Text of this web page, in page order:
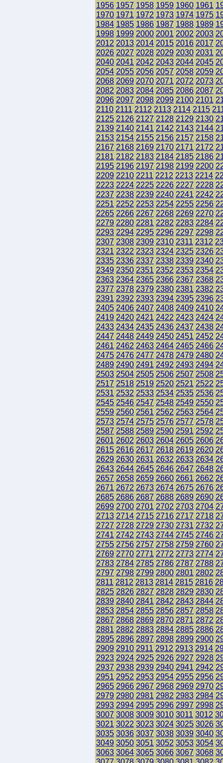
1956 1957 1958 1959 1960 1961
1970 1971 1972 1973 1974 1975
1984 1985 1986 1987 1988 1989
1998 1999 2000 2001 2002 2003
2012 2013 2014 2015 2016 2017
2026 2027 2028 2029 2030 2031
2040 2041 2042 2043 2044 2045
2054 2055 2056 2057 2058 2059
2068 2069 2070 2071 2072 2073
2082 2083 2084 2085 2086 2087
2096 2097 2098 2099 2100 2101
2110 2111 2112 2113 2114 2115
2125 2126 2127 2128 2129 2130
2139 2140 2141 2142 2143 2144
2153 2154 2155 2156 2157 2158
2167 2168 2169 2170 2171 2172
2181 2182 2183 2184 2185 2186
2195 2196 2197 2198 2199 2200
2209 2210 2211 2212 2213 2214
2223 2224 2225 2226 2227 2228
2237 2238 2239 2240 2241 2242
2251 2252 2253 2254 2255 2256
2265 2266 2267 2268 2269 2270
2279 2280 2281 2282 2283 2284
2293 2294 2295 2296 2297 2298
2307 2308 2309 2310 2311 2312
2321 2322 2323 2324 2325 2326
2335 2336 2337 2338 2339 2340
2349 2350 2351 2352 2353 2354
2363 2364 2365 2366 2367 2368
2377 2378 2379 2380 2381 2382
2391 2392 2393 2394 2395 2396
2405 2406 2407 2408 2409 2410
2419 2420 2421 2422 2423 2424
2433 2434 2435 2436 2437 2438
2447 2448 2449 2450 2451 2452
2461 2462 2463 2464 2465 2466
2475 2476 2477 2478 2479 2480
2489 2490 2491 2492 2493 2494
2503 2504 2505 2506 2507 2508
2517 2518 2519 2520 2521 2522
2531 2532 2533 2534 2535 2536
2545 2546 2547 2548 2549 2550
2559 2560 2561 2562 2563 2564
2573 2574 2575 2576 2577 2578
2587 2588 2589 2590 2591 2592
2601 2602 2603 2604 2605 2606
2615 2616 2617 2618 2619 2620
2629 2630 2631 2632 2633 2634
2643 2644 2645 2646 2647 2648
2657 2658 2659 2660 2661 2662
2671 2672 2673 2674 2675 2676
2685 2686 2687 2688 2689 2690
2699 2700 2701 2702 2703 2704
2713 2714 2715 2716 2717 2718
2727 2728 2729 2730 2731 2732
2741 2742 2743 2744 2745 2746
2755 2756 2757 2758 2759 2760
2769 2770 2771 2772 2773 2774
2783 2784 2785 2786 2787 2788
2797 2798 2799 2800 2801 2802
2811 2812 2813 2814 2815 2816
2825 2826 2827 2828 2829 2830
2839 2840 2841 2842 2843 2844
2853 2854 2855 2856 2857 2858
2867 2868 2869 2870 2871 2872
2881 2882 2883 2884 2885 2886
2895 2896 2897 2898 2899 2900
2909 2910 2911 2912 2913 2914
2923 2924 2925 2926 2927 2928
2937 2938 2939 2940 2941 2942
2951 2952 2953 2954 2955 2956
2965 2966 2967 2968 2969 2970
2979 2980 2981 2982 2983 2984
2993 2994 2995 2996 2997 2998
3007 3008 3009 3010 3011 3012
3021 3022 3023 3024 3025 3026
3035 3036 3037 3038 3039 3040
3049 3050 3051 3052 3053 3054
3063 3064 3065 3066 3067 3068